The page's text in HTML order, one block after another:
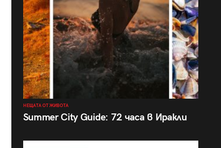
НЕЩАТА ОТ ЖИВОТА
Summer City Guide: 72 часа в Иракли